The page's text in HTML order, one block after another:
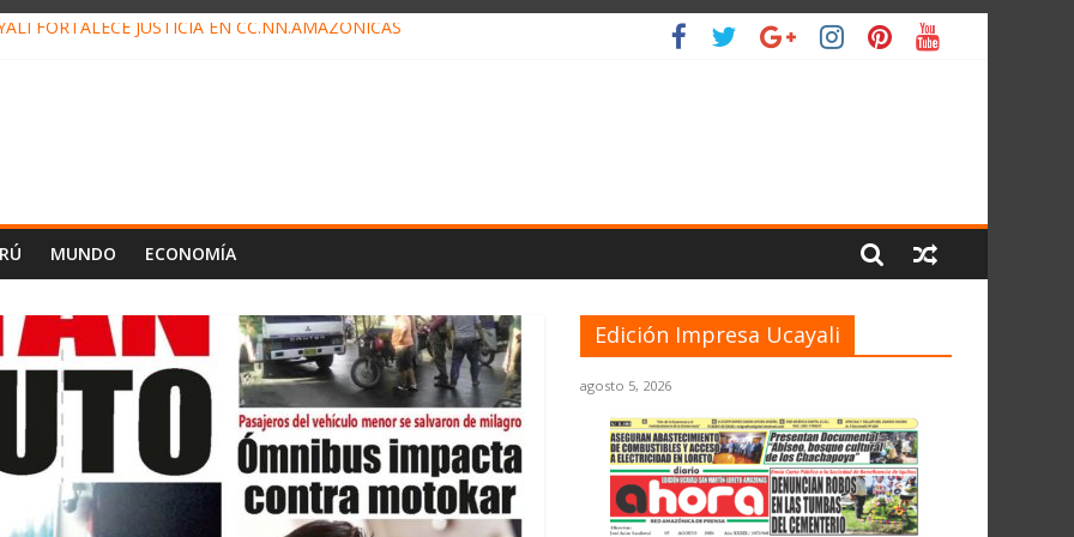
FORTALECE JUSTICIA EN CC.NN.AMAZÓNICAS
MUNDO ECONOMÍA
Edición Impresa Ucayali
agosto 5, 2026